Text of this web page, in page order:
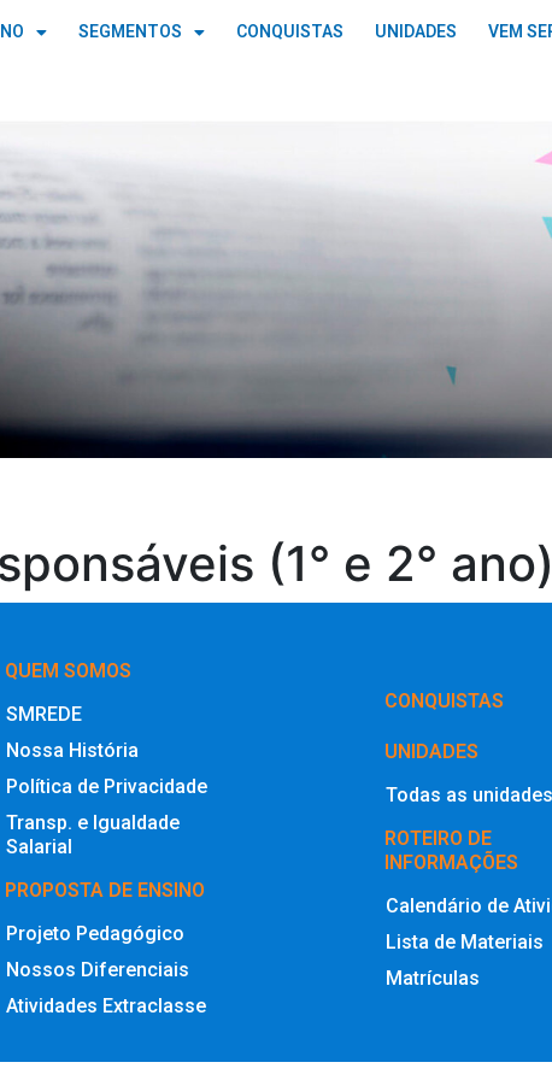
SEGMENTOS CONQUISTAS UNIDADES VEM
(1° e 2° ano)
QUEM SOMOS
SMREDE
Nossa História
Política de Privacidade
Transp. e Igualdade
Salarial
PROPOSTA DE ENSINO
Projeto Pedagógico
Nossos Diferenciais
Atividades Extraclasse
‎CONQUISTAS
UNIDADES
Todas as unidades
ROTEIRO DE
INFORMAÇÕES
Calendário de
Lista de Materiais
Matrículas